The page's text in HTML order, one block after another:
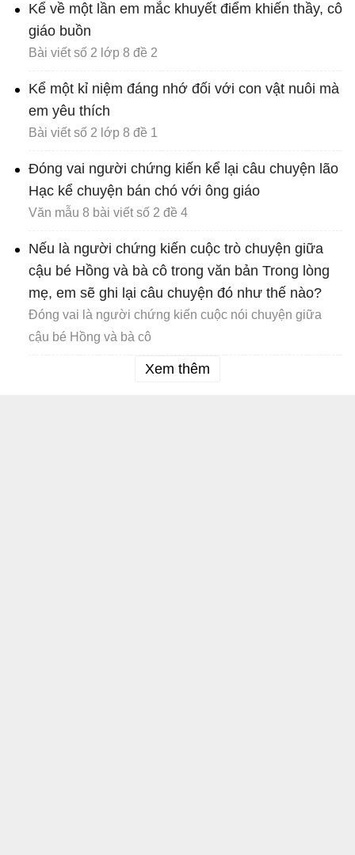
Kể về một lần em mắc khuyết điểm khiến thầy, cô
giáo buồn
Bài viết số 2 lớp 8 đề 2
Kể một kỉ niệm đáng nhớ đối với con vật nuôi mà
em yêu thích
Bài viết số 2 lớp 8 đề 1
Đóng vai người chứng kiến kể lại câu chuyện lão
Hạc kể chuyện bán chó với ông giáo
Văn mẫu 8 bài viết số 2 đề 4
Nếu là người chứng kiến cuộc trò chuyện giữa
cậu bé Hồng và bà cô trong văn bản Trong lòng
mẹ, em sẽ ghi lại câu chuyện đó như thế nào?
Đóng vai là người chứng kiến cuộc nói chuyện giữa
cậu bé Hồng và bà cô
Xem thêm